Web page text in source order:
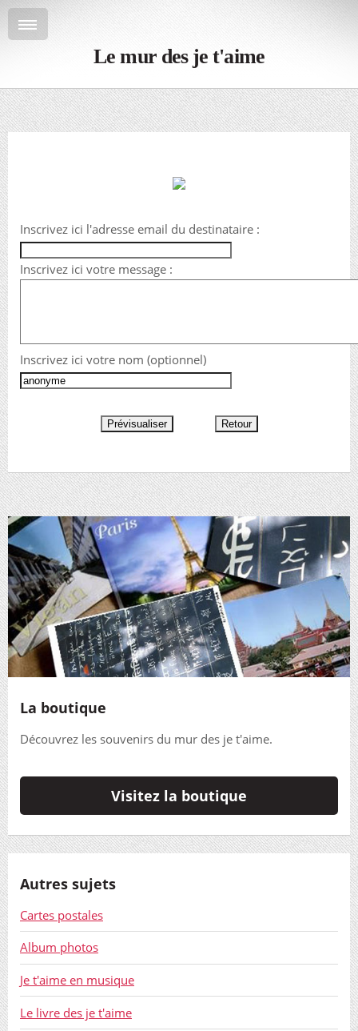
Le mur des je t'aime
Inscrivez ici l'adresse email du destinataire :
Inscrivez ici votre message :
Inscrivez ici votre nom (optionnel)
La boutique
Découvrez les souvenirs du mur des je t'aime.
Visitez la boutique
Autres sujets
Cartes postales
Album photos
Je t'aime en musique
Le livre des je t'aime